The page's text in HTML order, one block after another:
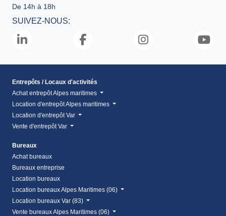
De 14h à 18h
SUIVEZ-NOUS:
Entrepôts / Locaux d'activités
Achat entrepôt Alpes maritimes
Location d'entrepôt Alpes maritimes
Location d'entrepôt Var
Vente d'entrepôt Var
Bureaux
Achat bureaux
Bureaux entreprise
Location bureaux
Location bureaux Alpes Maritimes (06)
Location bureaux Var (83)
Vente bureaux Alpes Maritimes (06)